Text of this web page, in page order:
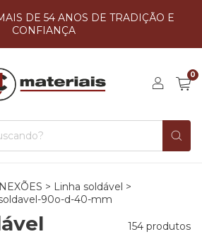
DE 54 ANOS DE TRADIÇÃO E
CONFIANÇA
0
> Linha soldável >
90o-d-40-mm
154 produtos